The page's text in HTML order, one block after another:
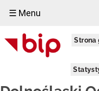
☰ Menu
Strona
Informacje
Ogólne
Dane
Komórki